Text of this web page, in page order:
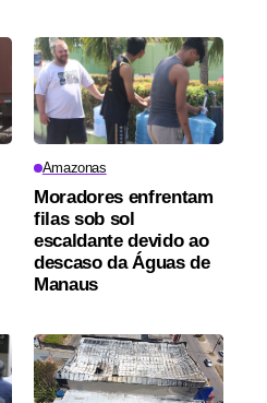
Amazonas
Moradores enfrentam
filas sob sol
escaldante devido ao
descaso da Águas de
Manaus